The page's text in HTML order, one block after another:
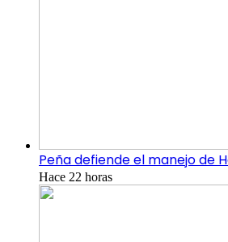
Peña defiende el manejo de
Hace 22 horas